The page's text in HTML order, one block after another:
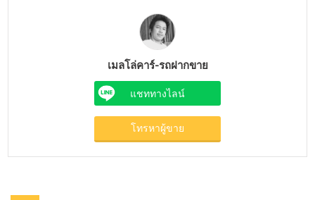
เมลโล่คาร์-รถฝากขาย
แชททางไลน์
โทรหาผู้ขาย